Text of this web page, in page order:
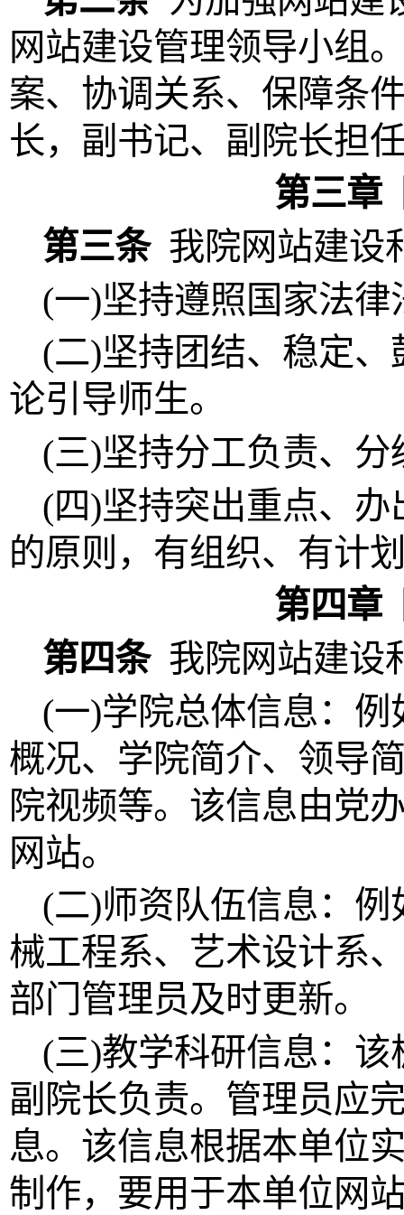
网站建设管理领导小组
案、协调关系、保障条
长，副书记、副院长担
第三章
第三条 我院网站建设
(一)坚持遵照国家法
(二)坚持团结、稳定
论引导师生。
(三)坚持分工负责、
(四)坚持突出重点、
的原则，有组织、有计
第四章
第四条 我院网站建设
(一)学院总体信息：
概况、学院简介、领导
院视频等。该信息由党
网站。
(二)师资队伍信息：
械工程系、 艺术设计系
部门管理员及时更新。
(三)教学科研信息：
副院长负责。 管理员应
息。该信息根据本单位
制作，要用于本单位网